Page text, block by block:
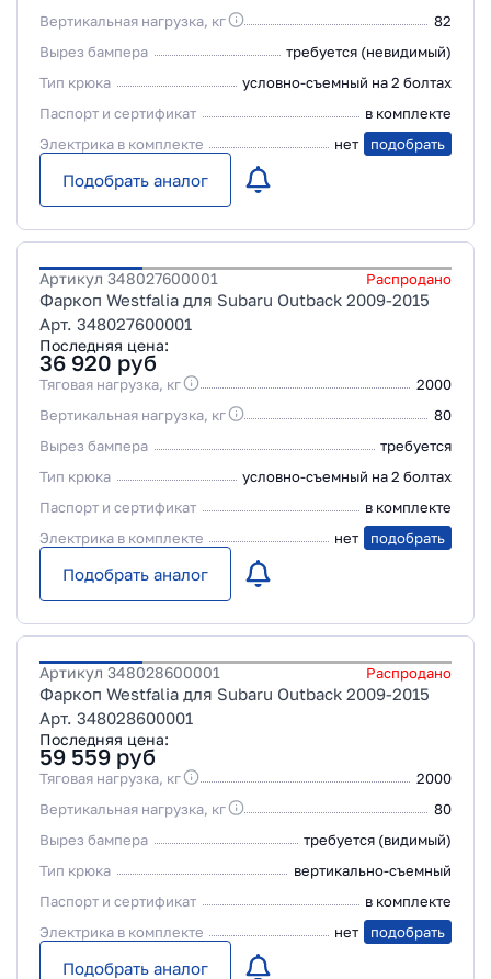
Вертикальная нагрузка, кг
82
Вырез бампера
требуется (невидимый)
Тип крюка
условно-съемный на 2 болтах
Паспорт и сертификат
в комплекте
Электрика в комплекте
нет подобрать
Подобрать аналог
Артикул 348027600001 Распродано
Фаркоп Westfalia для Subaru Outback 2009-2015
Арт. 348027600001
Последняя цена:
36 920 руб
Тяговая нагрузка, кг
2000
Вертикальная нагрузка, кг
80
Вырез бампера
требуется
Тип крюка
условно-съемный на 2 болтах
Паспорт и сертификат
в комплекте
Электрика в комплекте
нет подобрать
Подобрать аналог
Артикул 348028600001 Распродано
Фаркоп Westfalia для Subaru Outback 2009-2015
Арт. 348028600001
Последняя цена:
59 559 руб
Тяговая нагрузка, кг
2000
Вертикальная нагрузка, кг
80
Вырез бампера
требуется (видимый)
Тип крюка
вертикально-съемный
Паспорт и сертификат
в комплекте
Электрика в комплекте
нет подобрать
Подобрать аналог